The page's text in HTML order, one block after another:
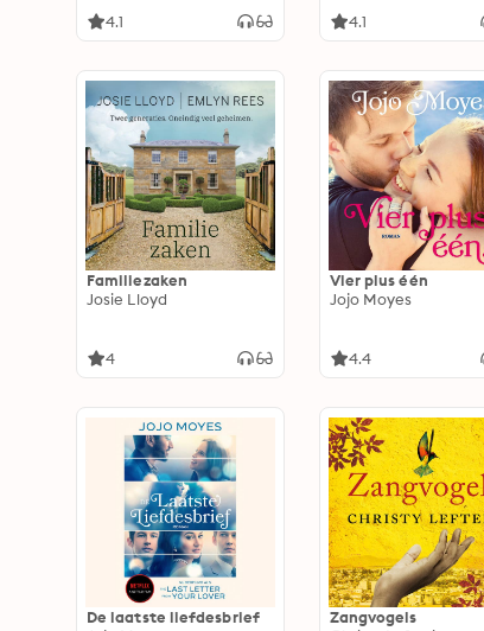
4.1 4.1
Familiezaken
Josie Lloyd
4
Vier plus één
Jojo Moyes
4.4
De laatste liefdesbrief
Zangvogels